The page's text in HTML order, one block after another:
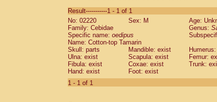
CebidaeSaguinus labiatus(0)
Cebidae Saguinus leucopus (0)
Cebidae
CebidaeSaguinus mystax
Cebidae Saguinus nigricollis (0)
Cebidae Saguinus oedipus
Cebidae Saguinus weddelli
Cebidae Saguinusspp.
Cebidae
Result-----------1 - 1 of 1
No: 02220
Sex: M
Age:
Family: Cebidae
Genus:
Specific name: oedipus
Name: Cotton-top Tamarin
Skull: parts
Mandible: exist
Ulna: exist
Scapula: exist
Femur:
Fibula: exist
Coxae: exist
Trunk:
Hand: exist
Foot: exist
1 - 1 of 1